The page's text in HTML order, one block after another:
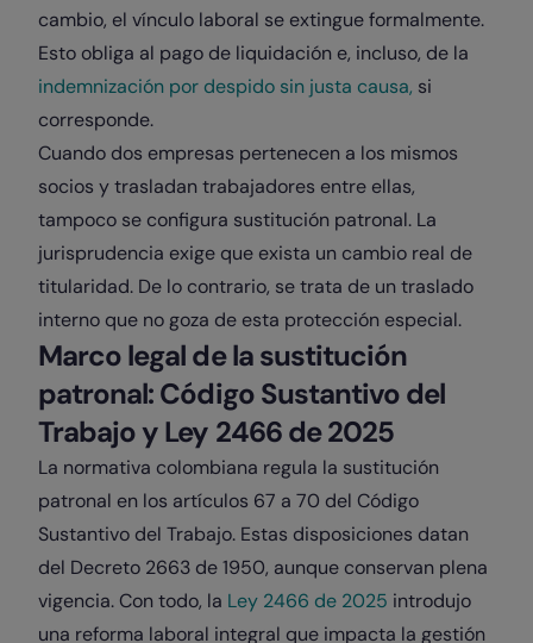
cambio, el vínculo laboral se extingue formalmente.
Esto obliga al pago de liquidación e, incluso, de la
indemnización por despido sin justa causa, si
corresponde.
Cuando dos empresas pertenecen a los mismos
socios y trasladan trabajadores entre ellas,
tampoco se configura sustitución patronal. La
jurisprudencia exige que exista un cambio real de
titularidad. De lo contrario, se trata de un traslado
interno que no goza de esta protección especial.
Marco legal de la sustitución
patronal: Código Sustantivo del
Trabajo y Ley 2466 de 2025
La normativa colombiana regula la sustitución
patronal en los artículos 67 a 70 del Código
Sustantivo del Trabajo. Estas disposiciones datan
del Decreto 2663 de 1950, aunque conservan plena
vigencia. Con todo, la Ley 2466 de 2025 introdujo
una reforma laboral integral que impacta la gestión